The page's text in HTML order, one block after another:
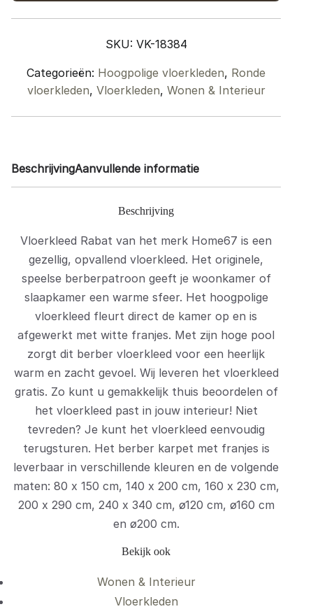
quantity
SKU: VK-18384
Categorieën: Hoogpolige vloerkleden, Ronde
vloerkleden, Vloerkleden, Wonen & Interieur
BeschrijvingAanvullende informatie
Beschrijving
Vloerkleed Rabat van het merk Home67 is een
gezellig, opvallend vloerkleed. Het originele,
speelse berberpatroon geeft je woonkamer of
slaapkamer een warme sfeer. Het hoogpolige
vloerkleed fleurt direct de kamer op en is
afgewerkt met witte franjes. Met zijn hoge pool
zorgt dit berber vloerkleed voor een heerlijk
warm en zacht gevoel. Wij leveren het vloerkleed
gratis. Zo kunt u gemakkelijk thuis beoordelen of
het vloerkleed past in jouw interieur! Niet
tevreden? Je kunt het vloerkleed eenvoudig
terugsturen. Het berber karpet met franjes is
leverbaar in verschillende kleuren en de volgende
maten: 80 x 150 cm, 140 x 200 cm, 160 x 230 cm,
200 x 290 cm, 240 x 340 cm, ø120 cm, ø160 cm
en ø200 cm.
Bekijk ook
Wonen & Interieur
Vloerkleden